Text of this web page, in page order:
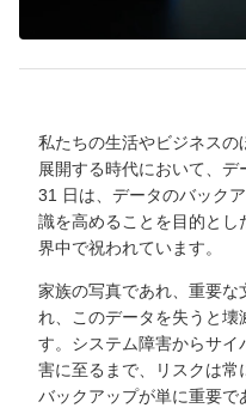
私たちの生活やビジネスの
展開する時代において、
31 日は、データのバック
識を高めることを目的と
界中で祝われています。
家族の写真であれ、重要な
れ、このデータを失うと壊
す。システム障害からサイ
害に至るまで、リスクは
バックアップが単に重要で